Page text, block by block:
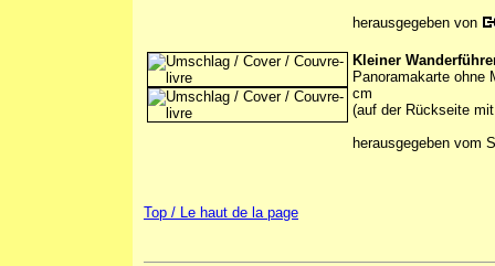
herausgegeben von
Kleiner
Panoramakarte ohne
cm
(auf der Rückseite
herausgegeben vom
Top / Le haut de la page